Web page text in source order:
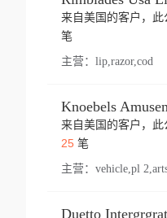
来自美国的客户，
笔
主营： lip,razor,cod
来自美国的客户，
25笔
主营：